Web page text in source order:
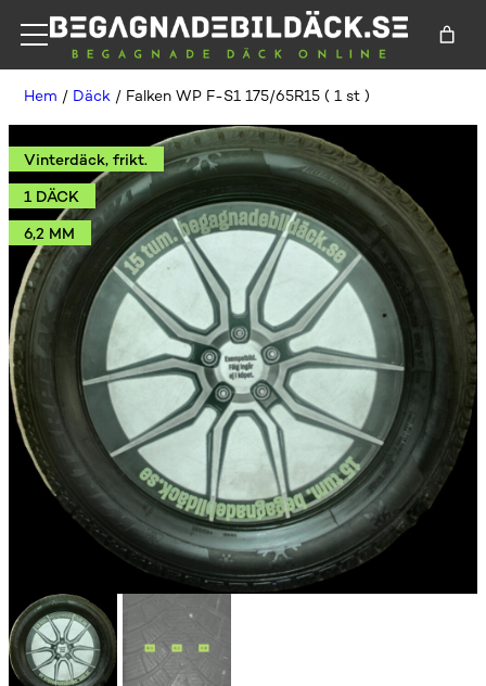
Hem / Däck / Falken WP F-S1 175/65R15 ( 1 st )
Vinterdäck, frikt.
1 DÄCK
6,2 MM